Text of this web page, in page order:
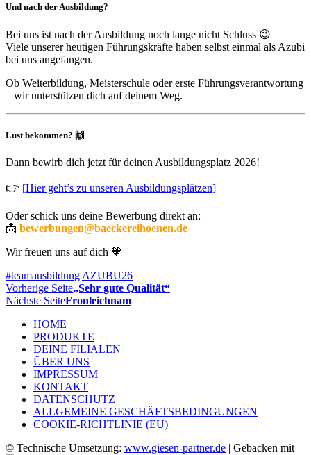
Und nach der Ausbildung?
Bei uns ist nach der Ausbildung noch lange nicht Schluss 😉
Viele unserer heutigen Führungskräfte haben selbst einmal als Azubi
bei uns angefangen.
Ob Weiterbildung, Meisterschule oder erste Führungsverantwortung
– wir unterstützen dich auf deinem Weg.
Lust bekommen? 🙌
Dann bewirb dich jetzt für deinen Ausbildungsplatz 2026!
👉 [Hier geht’s zu unseren Ausbildungsplätzen]
Oder schick uns deine Bewerbung direkt an:
📩 bewerbungen@baeckereihoenen.de
Wir freuen uns auf dich 🧡
#teamausbildung AZUBU26
Vorherige Seite„Sehr gute Qualität“
Nächste SeiteFronleichnam
HOME
PRODUKTE
DEINE FILIALEN
ÜBER UNS
IMPRESSUM
KONTAKT
DATENSCHUTZ
ALLGEMEINE GESCHÄFTSBEDINGUNGEN
COOKIE-RICHTLINIE (EU)
© Technische Umsetzung: www.giesen-partner.de | Gebacken mit